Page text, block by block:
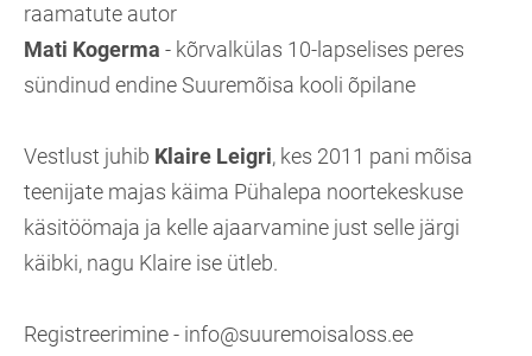
raamatute autor
Mati Kogerma - kõrvalkülas 10-lapselises peres
sündinud endine Suuremõisa kooli õpilane
Vestlust juhib Klaire Leigri, kes 2011 pani mõisa
teenijate majas käima Pühalepa noortekeskuse
käsitöömaja ja kelle ajaarvamine just selle järgi
käibki, nagu Klaire ise ütleb.
Registreerimine - info@suuremoisaloss.ee